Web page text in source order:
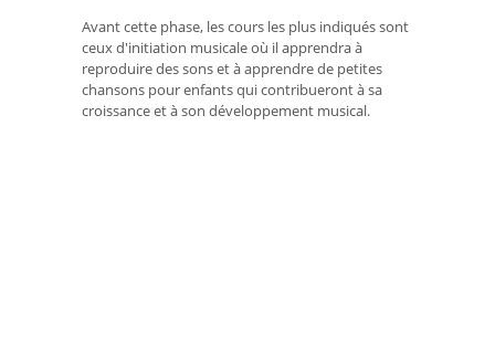
Avant cette phase, les cours les plus indiqués sont
ceux d'initiation musicale où il apprendra à
reproduire des sons et à apprendre de petites
chansons pour enfants qui contribueront à sa
croissance et à son développement musical.